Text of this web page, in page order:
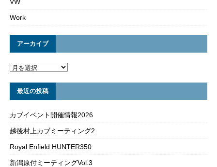
Work
アーカイブ
最近の投稿
カブイベント開催情報2026
越後村上カブミーティング2
Royal Enfield HUNTER350
新潟原付ミーティングVol.3